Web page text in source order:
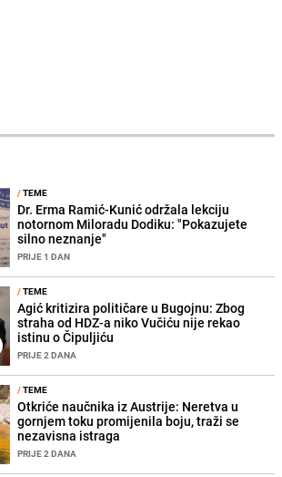
/TEME
Dr. Erma Ramić-Kunić održala lekciju
notornom Miloradu Dodiku: "Pokazujete
silno neznanje"
PRIJE 1 DAN
/TEME
Agić kritizira političare u Bugojnu: Zbog
straha od HDZ-a niko Vučiću nije rekao
istinu o Čipuljiću
PRIJE 2 DANA
/TEME
Otkriće naučnika iz Austrije: Neretva u
gornjem toku promijenila boju, traži se
nezavisna istraga
PRIJE 2 DANA